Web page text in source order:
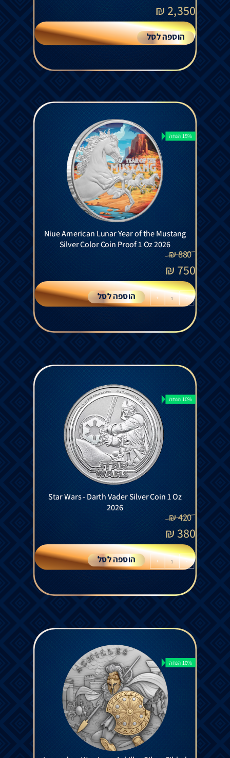
2,350
₪
הוספה לסל
15% הנחה
Niue American Lunar Year of the Mustang
Silver Color Coin Proof 1 Oz 2026
880
₪
750
₪
-
+ הוספה לסל
10% הנחה
Star Wars - Darth Vader Silver Coin 1 Oz
2026
420
₪
380
₪
-
+ הוספה לסל
10% הנחה